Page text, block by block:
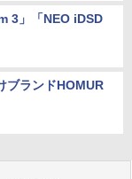
3」「NEO iDSD
ブランドHOMUR